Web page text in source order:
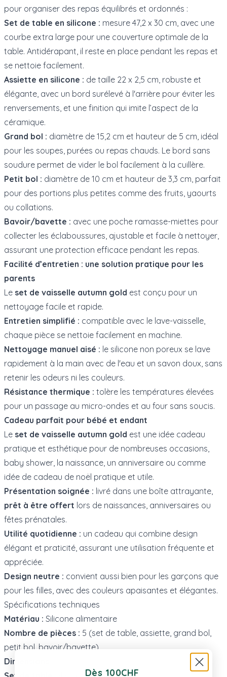
pour organiser des repas équilibrés et ordonnés :
Set de table en silicone : mesure 47,2 x 30 cm, avec une
courbe extra large pour une couverture optimale de la
table. Antidérapant, il reste en place pendant les repas et
se nettoie facilement.
Assiette en silicone : de taille 22 x 2,5 cm, robuste et
élégante, avec un bord surélevé à l'arrière pour éviter les
renversements, et une finition qui imite l’aspect de la
céramique.
Grand bol : diamètre de 15,2 cm et hauteur de 5 cm, idéal
pour les soupes, purées ou repas chauds. Le bord sans
soudure permet de vider le bol facilement à la cuillère.
Petit bol : diamètre de 10 cm et hauteur de 3,3 cm, parfait
pour des portions plus petites comme des fruits, yaourts
ou collations.
Bavoir/bavette : avec une poche ramasse-miettes pour
collecter les éclaboussures, ajustable et facile à nettoyer,
assurant une protection efficace pendant les repas.
Facilité d’entretien : une solution pratique pour les
parents
Le set de vaisselle autumn gold est conçu pour un
nettoyage facile et rapide.
Entretien simplifié : compatible avec le lave-vaisselle,
chaque pièce se nettoie facilement en machine.
Nettoyage manuel aisé : le silicone non poreux se lave
rapidement à la main avec de l'eau et un savon doux, sans
retenir les odeurs ni les couleurs.
Résistance thermique : tolère les températures élevées
pour un passage au micro-ondes et au four sans soucis.
Cadeau parfait pour bébé et endant
Le set de vaisselle autumn gold est une idée cadeau
pratique et esthétique pour de nombreuses occasions,
baby shower, la naissance, un anniversaire ou comme
idée de cadeau de noël pratique et utile.
Présentation soignée : livré dans une boîte attrayante,
prêt à être offert lors de naissances, anniversaires ou
fêtes prénatales.
Utilité quotidienne : un cadeau qui combine design
élégant et praticité, assurant une utilisation fréquente et
appréciée.
Design neutre : convient aussi bien pour les garçons que
pour les filles, avec des couleurs apaisantes et élégantes.
Spécifications techniques
Matériau : Silicone alimentaire
Nombre de pièces : 5 (set de table, assiette, grand bol,
petit bol, bavoir/bavette)
Dimensions :
Dès 100CHF